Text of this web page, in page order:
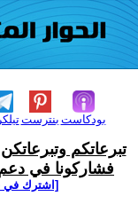
بنترست بودكاست
تبرعاتكم
فشاركونا في دعم
[اشترك في